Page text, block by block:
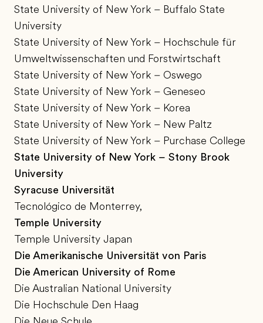
State University of New York – Buffalo State
University
State University of New York – Hochschule für
Umweltwissenschaften und Forstwirtschaft
State University of New York – Oswego
State University of New York – Geneseo
State University of New York – Korea
State University of New York – New Paltz
State University of New York – Purchase College
State University of New York – Stony Brook
University
Syracuse Universität
Tecnológico de Monterrey,
Temple University
Temple University Japan
Die Amerikanische Universität von Paris
Die American University of Rome
Die Australian National University
Die Hochschule Den Haag